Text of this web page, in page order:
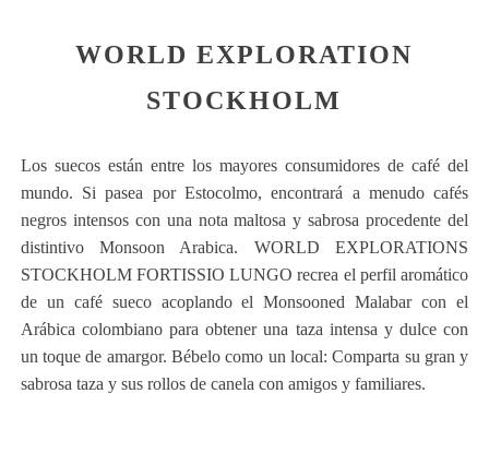
WORLD EXPLORATION
STOCKHOLM
Los suecos están entre los mayores consumidores de café del
mundo. Si pasea por Estocolmo, encontrará a menudo cafés
negros intensos con una nota maltosa y sabrosa procedente del
distintivo Monsoon Arabica. WORLD EXPLORATIONS
STOCKHOLM FORTISSIO LUNGO recrea el perfil aromático
de un café sueco acoplando el Monsooned Malabar con el
Arábica colombiano para obtener una taza intensa y dulce con
un toque de amargor. Bébelo como un local: Comparta su gran y
sabrosa taza y sus rollos de canela con amigos y familiares.